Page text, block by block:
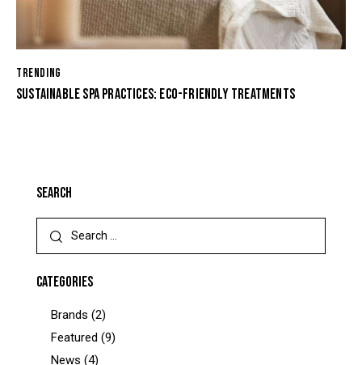
TRENDING
SUSTAINABLE SPA PRACTICES: ECO-FRIENDLY TREATMENTS
SEARCH
CATEGORIES
Brands (2)
Featured (9)
News (4)